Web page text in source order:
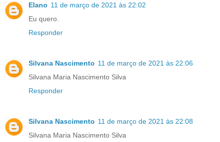
Elano 11 de março de 2021 às 22:02
Eu quero.
Responder
Silvana Nascimento 11 de março de 2021 às 22:06
Silvana Maria Nascimento Silva
Responder
Silvana Nascimento 11 de março de 2021 às 22:08
Silvana Maria Nascimento Silva